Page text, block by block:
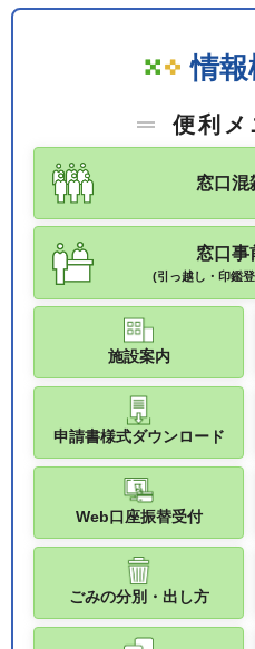
情
便利メ
窓口混
窓口事
(引っ越し・印鑑
施設案内
申請書様式ダウンロード
Web口座振替受付
ごみの分別・出し方